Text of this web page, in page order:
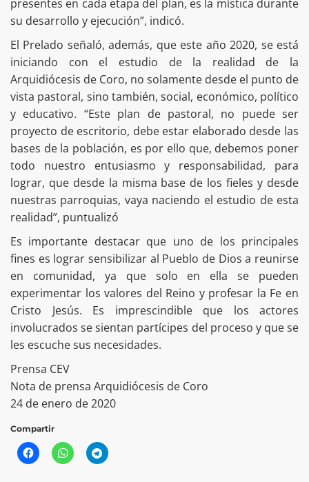
presentes en cada etapa del plan, es la mística durante
su desarrollo y ejecución”, indicó.
El Prelado señaló, además, que este año 2020, se está
iniciando con el estudio de la realidad de la
Arquidiócesis de Coro, no solamente desde el punto de
vista pastoral, sino también, social, económico, político
y educativo. “Este plan de pastoral, no puede ser
proyecto de escritorio, debe estar elaborado desde las
bases de la población, es por ello que, debemos poner
todo nuestro entusiasmo y responsabilidad, para
lograr, que desde la misma base de los fieles y desde
nuestras parroquias, vaya naciendo el estudio de esta
realidad”, puntualizó
Es importante destacar que uno de los principales
fines es lograr sensibilizar al Pueblo de Dios a reunirse
en comunidad, ya que solo en ella se pueden
experimentar los valores del Reino y profesar la Fe en
Cristo Jesús. Es imprescindible que los actores
involucrados se sientan partícipes del proceso y que se
les escuche sus necesidades.
Prensa CEV
Nota de prensa Arquidiócesis de Coro
24 de enero de 2020
Compartir